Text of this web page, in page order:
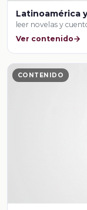
Latinoamérica
leer novelas y
Ver contenido
CONTENIDO